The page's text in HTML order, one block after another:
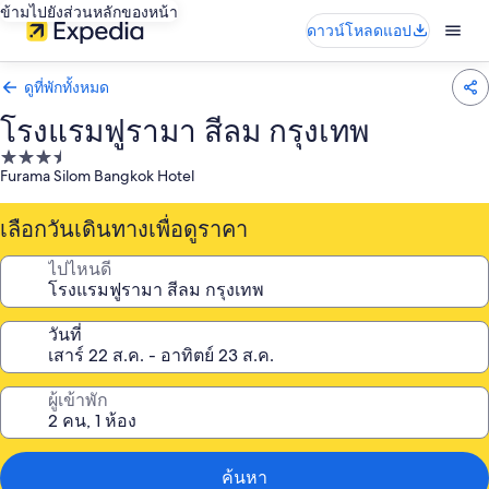
ข้ามไปยังส่วนหลักของหน้า
ดาวน์โหลดแอป
ดูที่พักทั้งหมด
โรงแรมฟูรามา สีลม กรุงเทพ
ที่พัก
3.5
Furama Silom Bangkok Hotel
เลือกวันเดินทางเพื่อดูราคา
ไปไหนดี
วันที่
ผู้เข้าพัก
ค้นหา